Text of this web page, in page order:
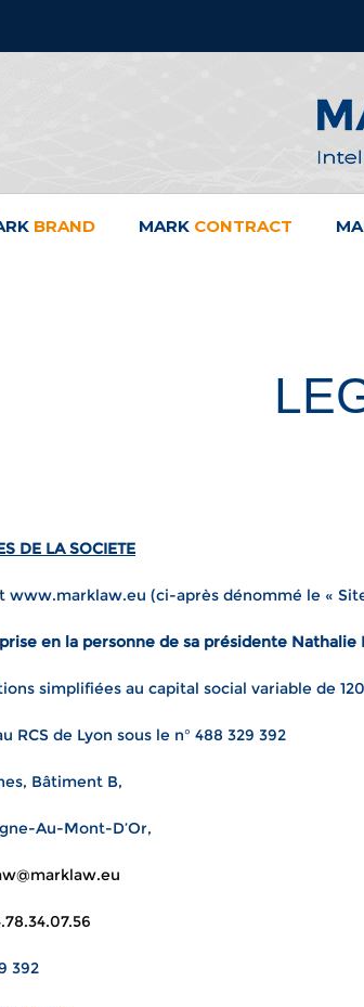
BRAND MARK CONTRACT
DE LA SOCIETE
www.marklaw.eu (ci-après dénommé le «
en la personne de sa présidente Nathalie
simplifiées au capital social variable de
RCS de Lyon sous le n° 488 329 392
Bâtiment B,
Au-Mont-D’Or,
392